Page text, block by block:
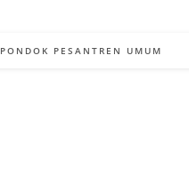
PONDOK PESANTREN UMUM